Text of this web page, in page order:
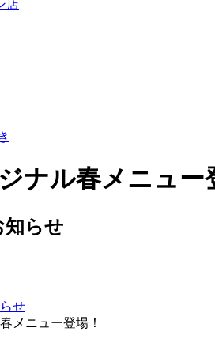
店
ナル春メニュー
らせ
せ
メニュー登場！